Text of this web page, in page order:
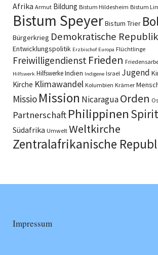
Afrika Armut Bildung Bistum Hildesheim Bistum
Bistum SpeyerBistum Trier
Bürgerkrieg Demokratische
Entwicklungspolitik Erzbischof Europa Flüchtlinge
Freiwilligendienst Frieden
Hilfswerk HilfswerkeIndien Indigene Israel Jugend
Kirche Klimawandel Kolumbien Krämer
Missio Mission NicaraguaOrden
Partnerschaft Philippinen
Südafrika Umwelt Weltkirche
Zentralafrikanische
Impressum